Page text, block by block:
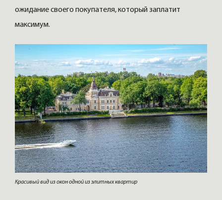
ожидание своего покупателя, который заплатит
максимум.
Красивый вид из окон одной из элитных квартир